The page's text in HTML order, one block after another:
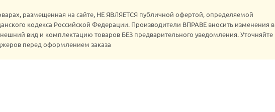
размещенная на сайте, НЕ ЯВЛЯЕТСЯ публичной офертой, определяемой
кодекса Российской Федерации. Производители ВПРАВЕ вносить изменения в
вид и комплектацию товаров БЕЗ предварительного уведомления. Уточняйте
перед оформлением заказа